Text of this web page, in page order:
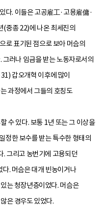
다. 이들은 고공雇工·고용雇傭·
중종 22)에 나온 최세진의
로 표기된 점으로 보아 머슴의
러나 임금을 받는 노동자로서의
갑오개혁 이후에 많이
과정에서 그들의 호칭도
수 있다. 보통 1년 또는 그 이상을
정한 보수를 받는 특수한 형태의
그리고 농번기에 고용되던
. 머슴은 대개 빈농이거나
는 청장년층이었다. 머슴은
은 경우도 있었다.